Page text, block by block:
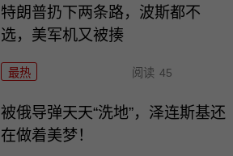
特朗普扔下两条路，波斯都不
选，美军机又被揍
最热 阅读 45
被俄导弹天天“洗地”，泽连斯基还
在做着美梦！